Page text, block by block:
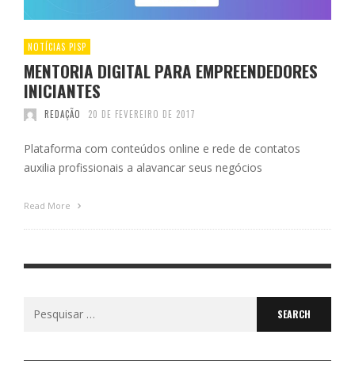
NOTÍCIAS PISP
MENTORIA DIGITAL PARA EMPREENDEDORES
INICIANTES
REDAÇÃO 20 DE FEVEREIRO DE 2017
Plataforma com conteúdos online e rede de contatos
auxilia profissionais a alavancar seus negócios
Read More